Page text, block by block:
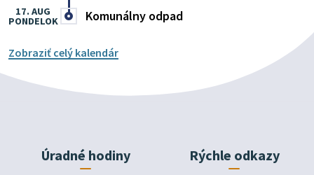
Komunálny odpad
17. AUG
PONDELOK
Zobraziť celý kalendár
Úradné hodiny Rýchle odkazy